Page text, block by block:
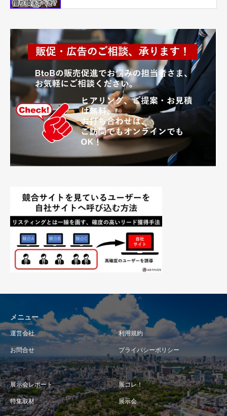
メニュー
運営会社 利用規約
お問合せ プライバシーポリシー
展示会レポート 展コレ！
特集取材 展示会